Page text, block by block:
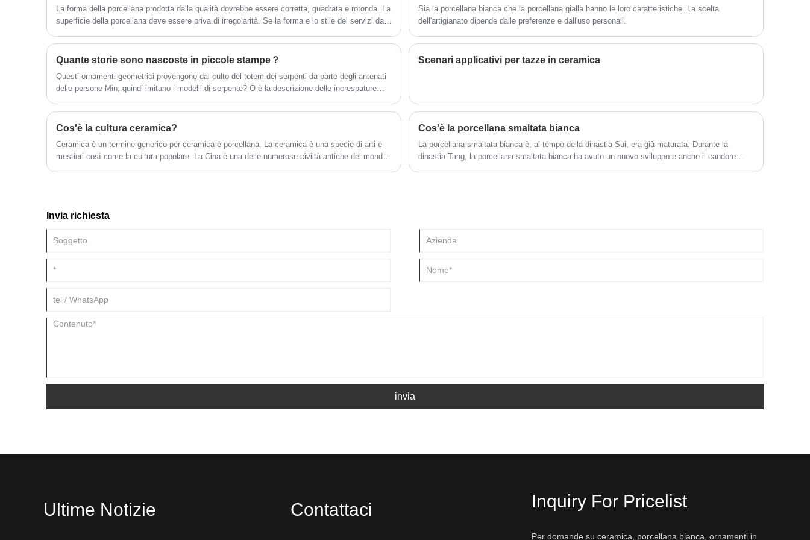
lucentezza artigianale molto più lunga
rispetto alle alternative in resina o plastica,
non esitate a contattarci.
ceramica moderna unica in base alle tue
esigenze specifiche.
La forma della porcellana prodotta dalla qualità dovrebbe essere corretta, quadrata e rotonda. La
superficie della porcellana deve essere priva di irregolarità. Se la forma e lo stile dei servizi da
teiera non dovrebbe essere troppo piccolo e il corpo dovrebbe essere strettamente collegato al
coperchio.
Sia la porcellana bianca che la porcellana gialla hanno le loro caratteristiche. La scelta
dell'artigianato dipende dalle preferenze e dall'uso personali.
Quante storie sono nascoste in piccole stampe？
Questi ornamenti geometrici provengono dal culto del totem dei serpenti da parte degli antenati
delle persone Min, quindi imitano i modelli di serpente? O è la descrizione delle increspature
sapere oggi.
Scenari applicativi per tazze in ceramica
Cos'è la cultura ceramica?
Ceramica è un termine generico per ceramica e porcellana. La ceramica è una specie di arti e
mestieri così come la cultura popolare. La Cina è una delle numerose civiltà antiche del mondo
Cos'è la porcellana smaltata bianca
La porcellana smaltata bianca è, al tempo della dinastia Sui, era già maturata. Durante la
dinastia Tang, la porcellana smaltata bianca ha avuto un nuovo sviluppo e anche il candore
Invia richiesta
invia
Ultime Notizie Contattaci Inquiry For Pricelist
Per domande su ceramica, porcellana bianca, ornamenti in